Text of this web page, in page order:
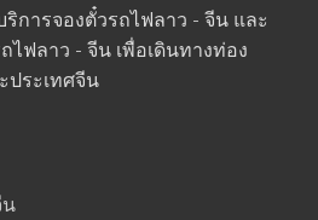
ริการจองตั๋วรถไฟลาว - จีน และ
ไฟลาว - จีน เพื่อเดินทางท่อง
ประเทศจีน
น